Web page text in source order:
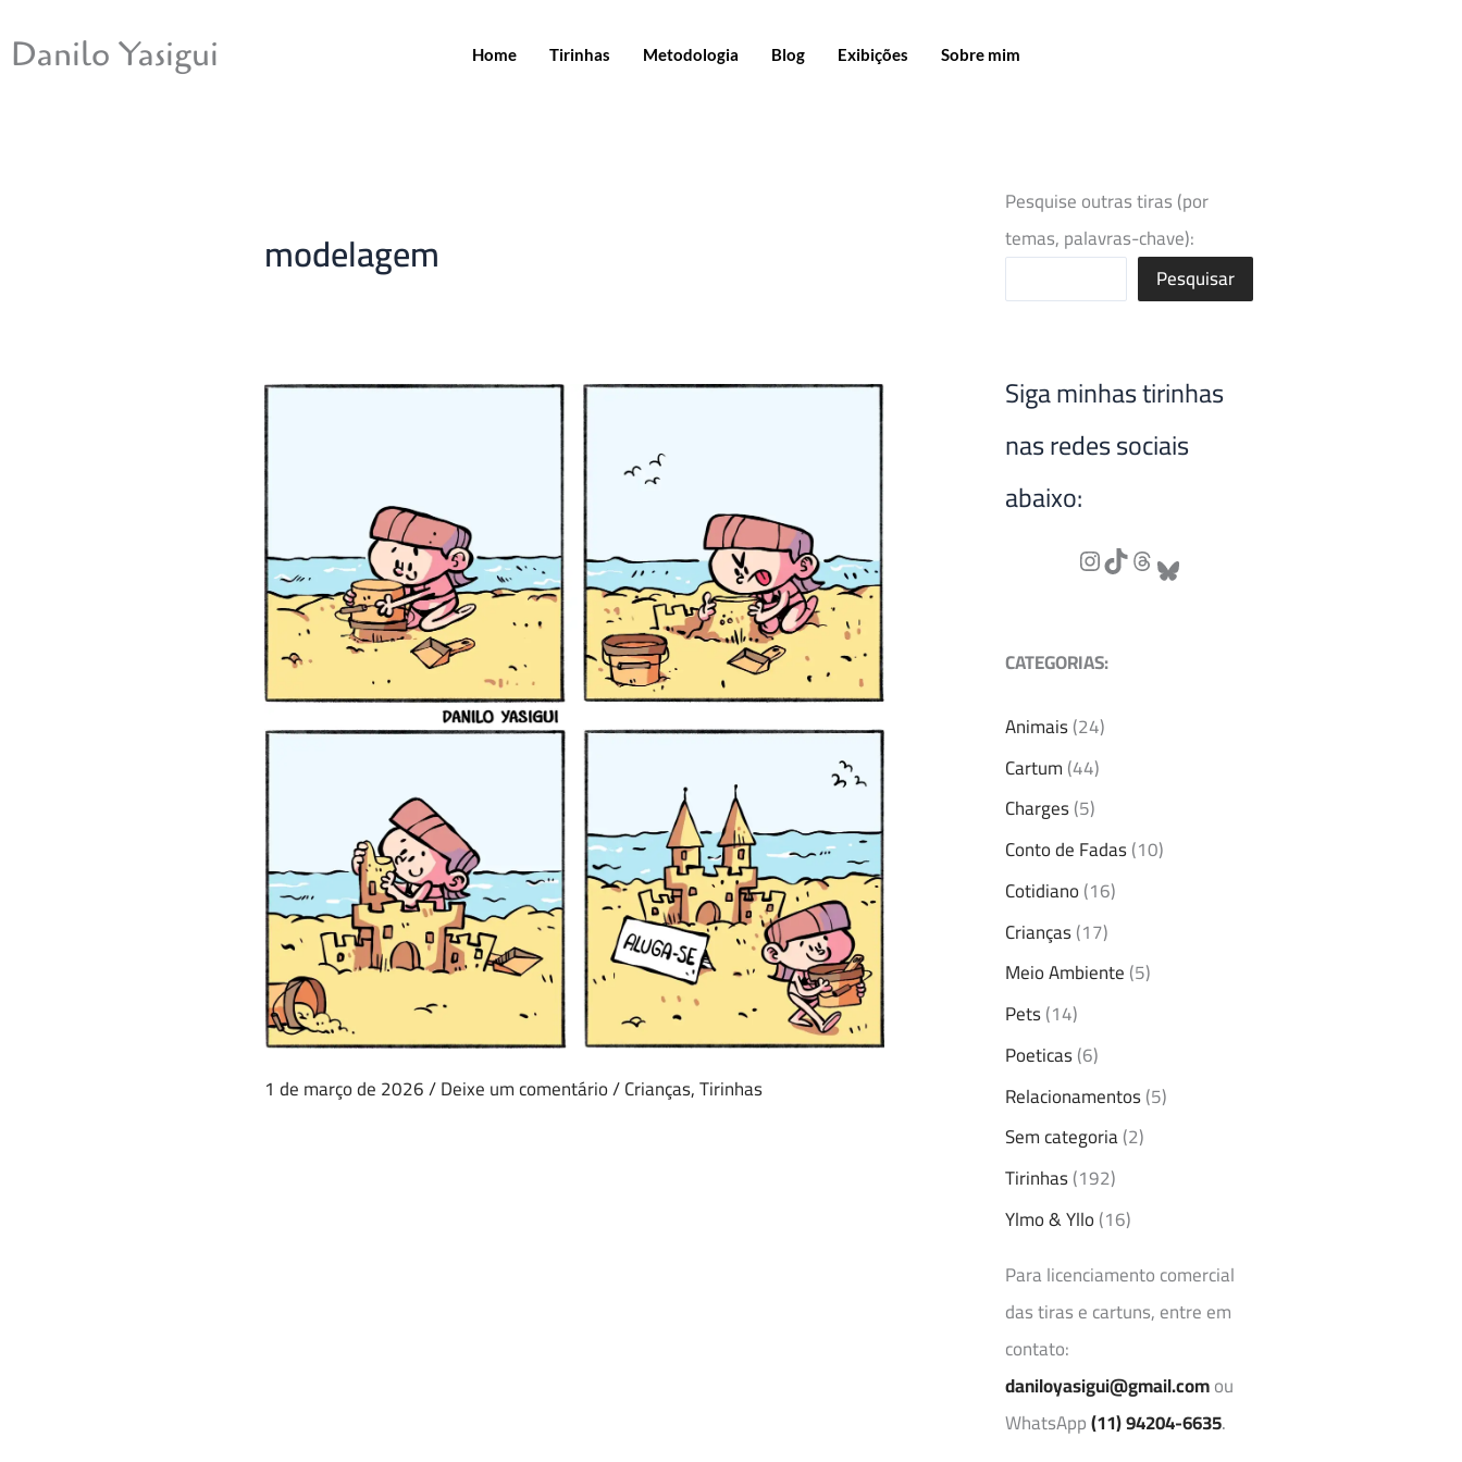
para
Danilo Yasigui Home Tirinhas Metodologia Blog Exibições Sobre mim
modelagem
1 de março de 2026/Deixe um comentário/Crianças,Tirinhas
Pesquise outras tiras (por
temas, palavras-chave):
Pesquisar
Siga minhas tirinhas
nas redes sociais
abaixo:
CATEGORIAS:
Animais(24)
Cartum(44)
Charges(5)
Conto de Fadas(10)
Cotidiano(16)
Crianças(17)
Meio Ambiente(5)
Pets(14)
Poeticas(6)
Relacionamentos(5)
Sem categoria(2)
Tirinhas(192)
Ylmo & Yllo(16)
Para licenciamento comercial
das tiras e cartuns, entre em
contato:
daniloyasigui@gmail.comou
WhatsApp(11) 94204-6635.